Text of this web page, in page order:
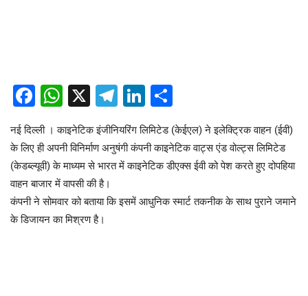
Facebook
WhatsApp
X Telegram
LinkedIn
नई दिल्ली । काइनेटिक इंजीनियरिंग लिमिटेड (केईएल) ने इलेक्ट्रिक वाहन (ईवी)
के लिए ही अपनी विनिर्माण अनुषंगी कंपनी काइनेटिक वाट्स एंड वोल्ट्स लिमिटेड
(केडब्ल्यूवी) के माध्यम से भारत में काइनेटिक डीएक्स ईवी को पेश करते हुए दोपहिया
वाहन बाजार में वापसी की है।
कंपनी ने सोमवार को बताया कि इसमें आधुनिक स्मार्ट तकनीक के साथ पुराने जमाने
के डिजायन का मिश्रण है।